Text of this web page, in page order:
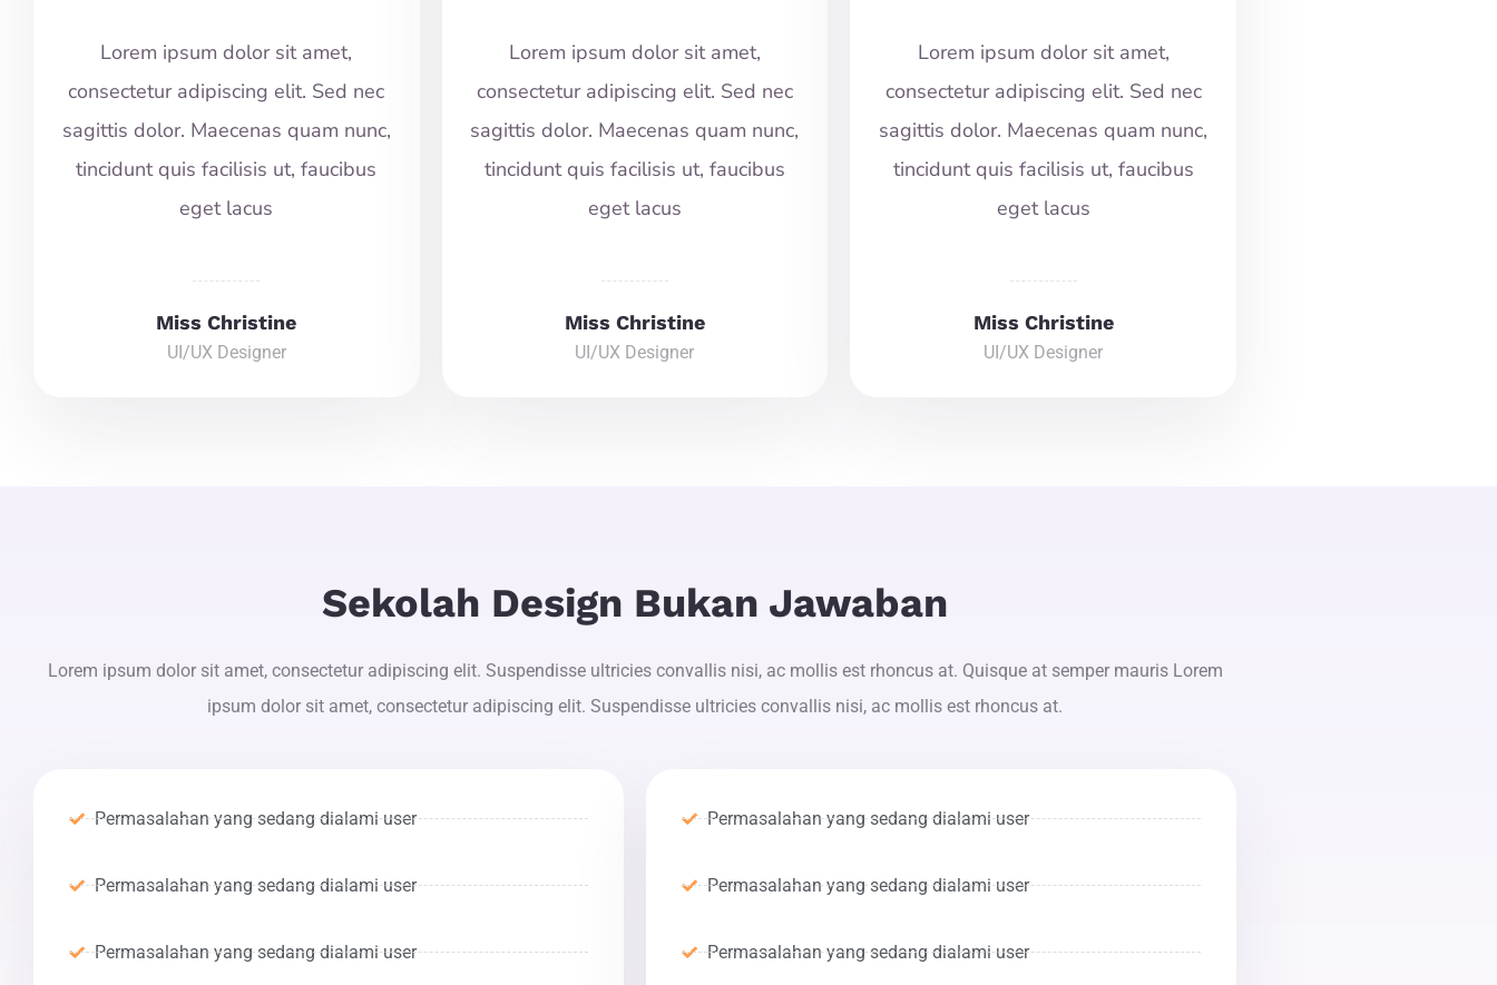
Lorem ipsum dolor sit amet,
consectetur adipiscing elit. Sed nec
sagittis dolor. Maecenas quam nunc,
tincidunt quis facilisis ut, faucibus
eget lacus
Miss Christine
UI/UX Designer
Lorem ipsum dolor sit amet,
consectetur adipiscing elit. Sed nec
sagittis dolor. Maecenas quam nunc,
tincidunt quis facilisis ut, faucibus
eget lacus
Miss Christine
UI/UX Designer
Lorem ipsum dolor sit amet,
consectetur adipiscing elit. Sed nec
sagittis dolor. Maecenas quam nunc,
tincidunt quis facilisis ut, faucibus
eget lacus
Miss Christine
UI/UX Designer
Sekolah Design Bukan Jawaban
Lorem ipsum dolor sit amet, consectetur adipiscing elit. Suspendisse ultricies convallis nisi, ac mollis est rhoncus at. Quisque at semper mauris Lorem
ipsum dolor sit amet, consectetur adipiscing elit. Suspendisse ultricies convallis nisi, ac mollis est rhoncus at.
Permasalahan yang sedang dialami user
Permasalahan yang sedang dialami user
Permasalahan yang sedang dialami user
Permasalahan yang sedang dialami user
Permasalahan yang sedang dialami user
Permasalahan yang sedang dialami user